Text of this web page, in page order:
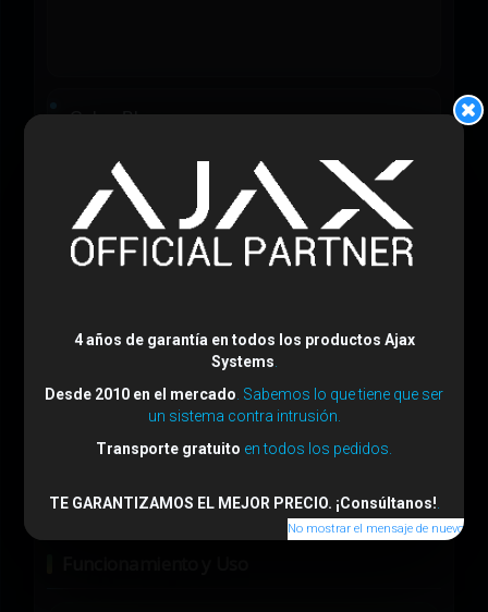
Color:Blanco
Tamaño:
82.75 (Al) x 82.75 (An) x 10.26 (Fo)
45.75 gramos
4 años de garantía en todos los productos Ajax
Systems
Desde 2010 en el mercado . Sabemos lo que tiene que ser
un sistema contra intrusión.
Transporte gratuito en todos los pedidos.
TE GARANTIZAMOS EL MEJOR PRECIO. ¡Consúltanos!
No mostrar el mensaje de nuevo